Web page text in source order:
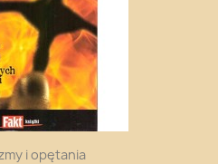
i opętania